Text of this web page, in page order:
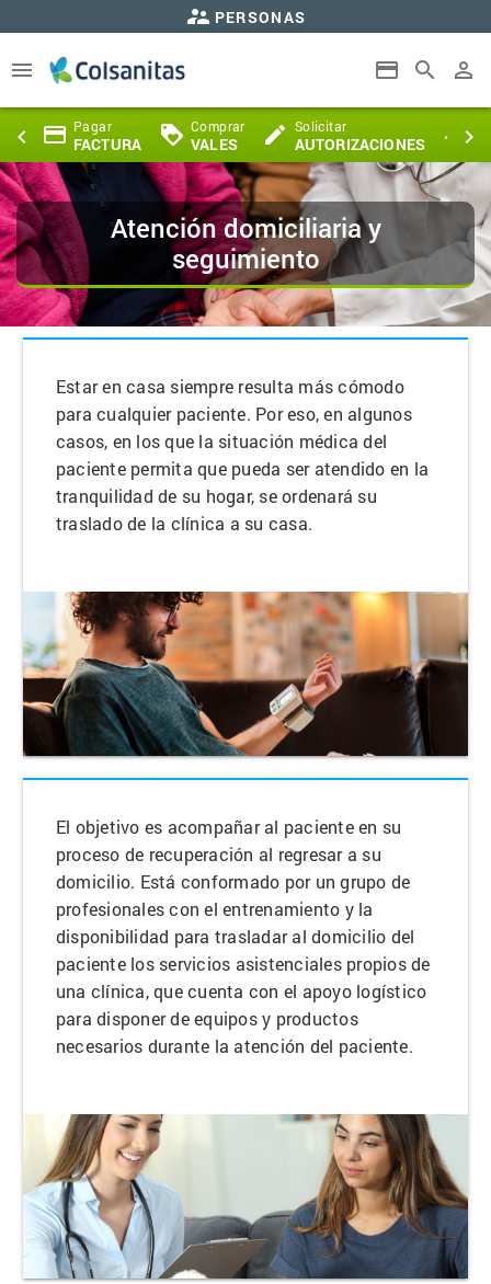
Saltar al contenido principal
supervisor_account PERSONAS
menu payment search perm_identity
keyboard_arrow_left keyboard_arrow_right
payment Pagar
FACTURA loyalty Comprar
VALES create Solicitar
AUTORIZACIONES airplanemode_active
Atención domiciliaria y
seguimiento
Estar en casa siempre resulta más cómodo
para cualquier paciente. Por eso, en algunos
casos, en los que la situación médica del
paciente permita que pueda ser atendido en la
tranquilidad de su hogar, se ordenará su
traslado de la clínica a su casa.
El objetivo es acompañar al paciente en su
proceso de recuperación al regresar a su
domicilio. Está conformado por un grupo de
profesionales con el entrenamiento y la
disponibilidad para trasladar al domicilio del
paciente los servicios asistenciales propios de
una clínica, que cuenta con el apoyo logístico
para disponer de equipos y productos
necesarios durante la atención del paciente.